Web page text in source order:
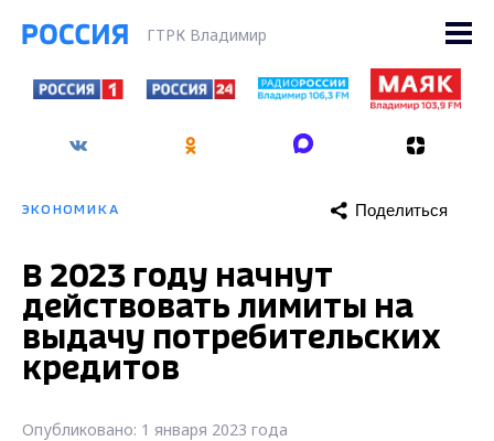
ГТРК Владимир
ЭКОНОМИКА Поделиться
В 2023 году начнут
действовать лимиты на
выдачу потребительских
кредитов
Опубликовано: 1 января 2023 года